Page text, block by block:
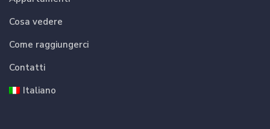
Cosa vedere
Come raggiungerci
Contatti
Italiano